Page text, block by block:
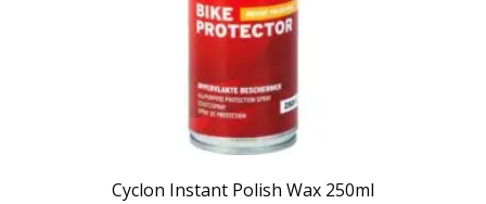
Cyclon Instant Polish Wax 250ml